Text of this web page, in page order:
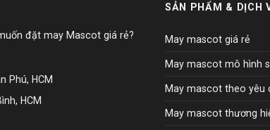
đặt may Mascot giá rẻ?
Phú, HCM
HCM
SẢN PHẨM & DỊCH
May mascot giá rẻ
May mascot mô hình
May mascot theo yêu
May mascot thương